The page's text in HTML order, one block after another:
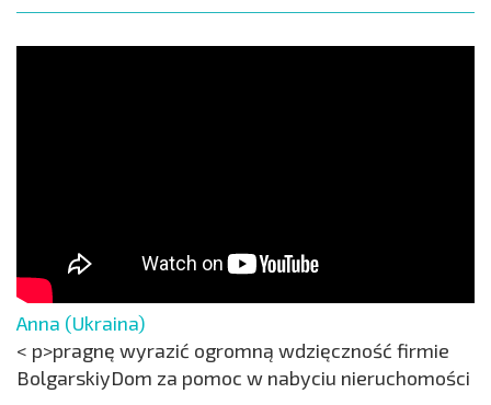
Anna (Ukraina)
< p>pragnę wyrazić ogromną wdzięczność firmie
BolgarskiyDom za pomoc w nabyciu nieruchomości